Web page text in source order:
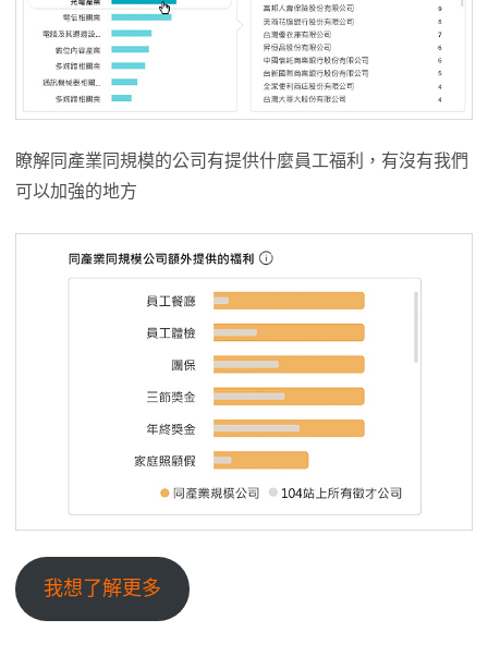
瞭解同產業同規模的公司有提供什麼員工福利，有沒有我們
可以加強的地方
我想了解更多